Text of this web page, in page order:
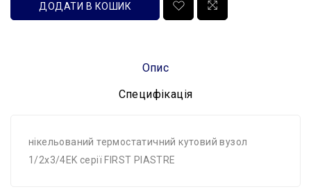
ДОДАТИ В КОШИК
Опис
Специфікація
нікельований термостатичний кутовий вузол
1/2x3/4EK серії FIRST PIASTRE